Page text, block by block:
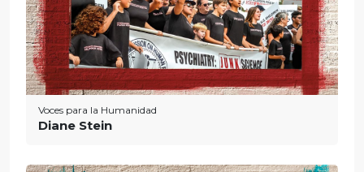
Voces para la Humanidad
Diane Stein